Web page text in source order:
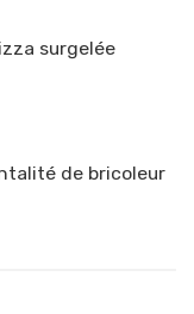
surgelée
de bricoleur